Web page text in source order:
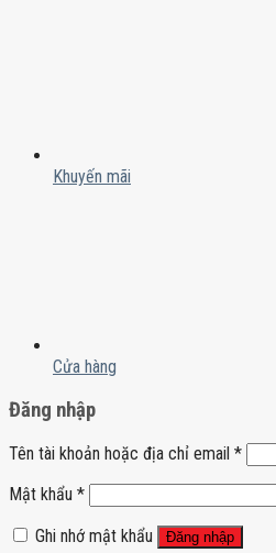
Khuyến mãi
Cửa hàng
Đăng nhập
Tên tài khoản hoặc địa chỉ email *
Mật khẩu *
Ghi nhớ mật khẩu
Đăng nhập